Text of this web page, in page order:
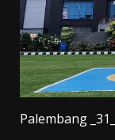
Palembang